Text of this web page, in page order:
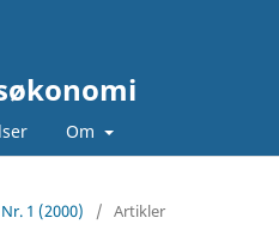
Om
1 (2000) / Artikler